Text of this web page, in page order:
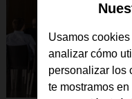
Usamos
analizar cómo
personalizar los
te mostramos